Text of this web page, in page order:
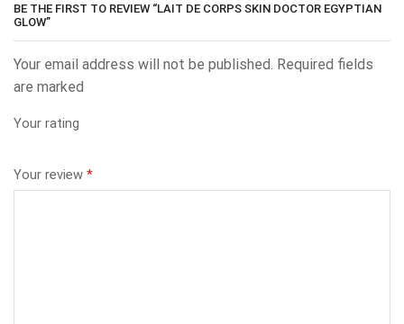
BE THE FIRST TO REVIEW “LAIT DE CORPS SKIN DOCTOR EGYPTIAN
GLOW”
Your email address will not be published. Required fields
are marked
Your rating
Your review *